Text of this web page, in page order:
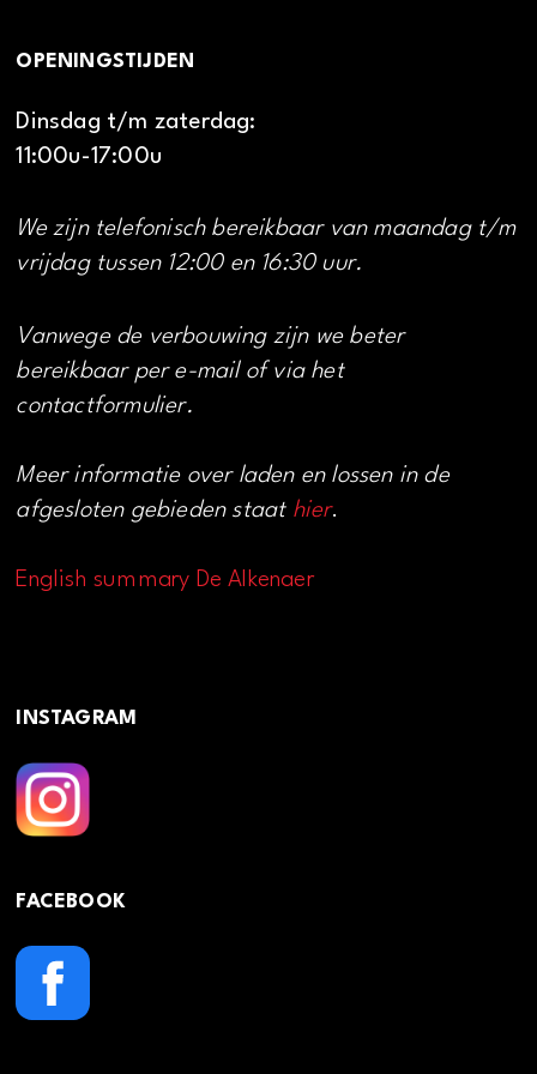
OPENINGSTIJDEN
Dinsdag t/m zaterdag:
11:00u-17:00u
We zijn telefonisch bereikbaar van maandag t/m
vrijdag tussen 12:00 en 16:30 uur.
Vanwege de verbouwing zijn we beter
bereikbaar per e-mail of via het
contactformulier.
Meer informatie over laden en lossen in de
afgesloten gebieden staat hier.
English summary De Alkenaer
INSTAGRAM
FACEBOOK